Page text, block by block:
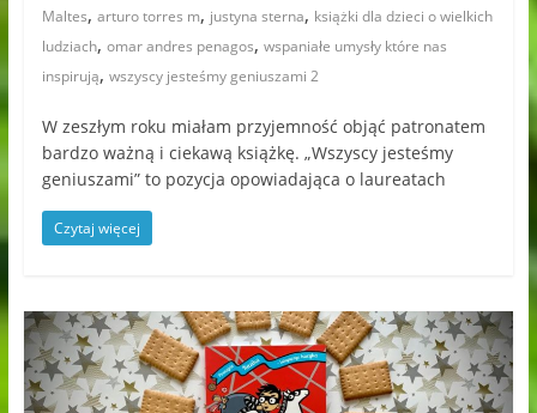
Maltes, arturo torres m, justyna sterna, książki dla dzieci o wielkich
ludziach, omar andres penagos, wspaniałe umysły które nas
inspirują, wszyscy jesteśmy geniuszami 2
W zeszłym roku miałam przyjemność objąć patronatem
bardzo ważną i ciekawą książkę. „Wszyscy jesteśmy
geniuszami” to pozycja opowiadająca o laureatach
Czytaj więcej